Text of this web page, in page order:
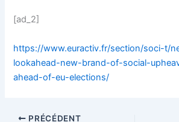
[ad_2]
https://www.euractiv.fr/section/soci-t/
lookahead-new-brand-of-social-
ahead-of-eu-elections/
PRÉCÉDENT